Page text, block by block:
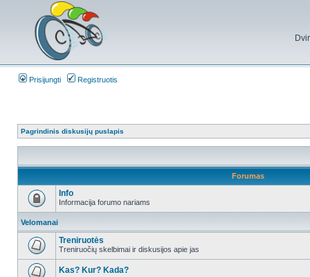
Prisijungti Registruotis
Pagrindinis diskusijų puslapis
Forumas
Info
Informacija forumo nariams
Velomanai
Treniruotės
Treniruočių skelbimai ir diskusijos apie jas
Kas? Kur? Kada?